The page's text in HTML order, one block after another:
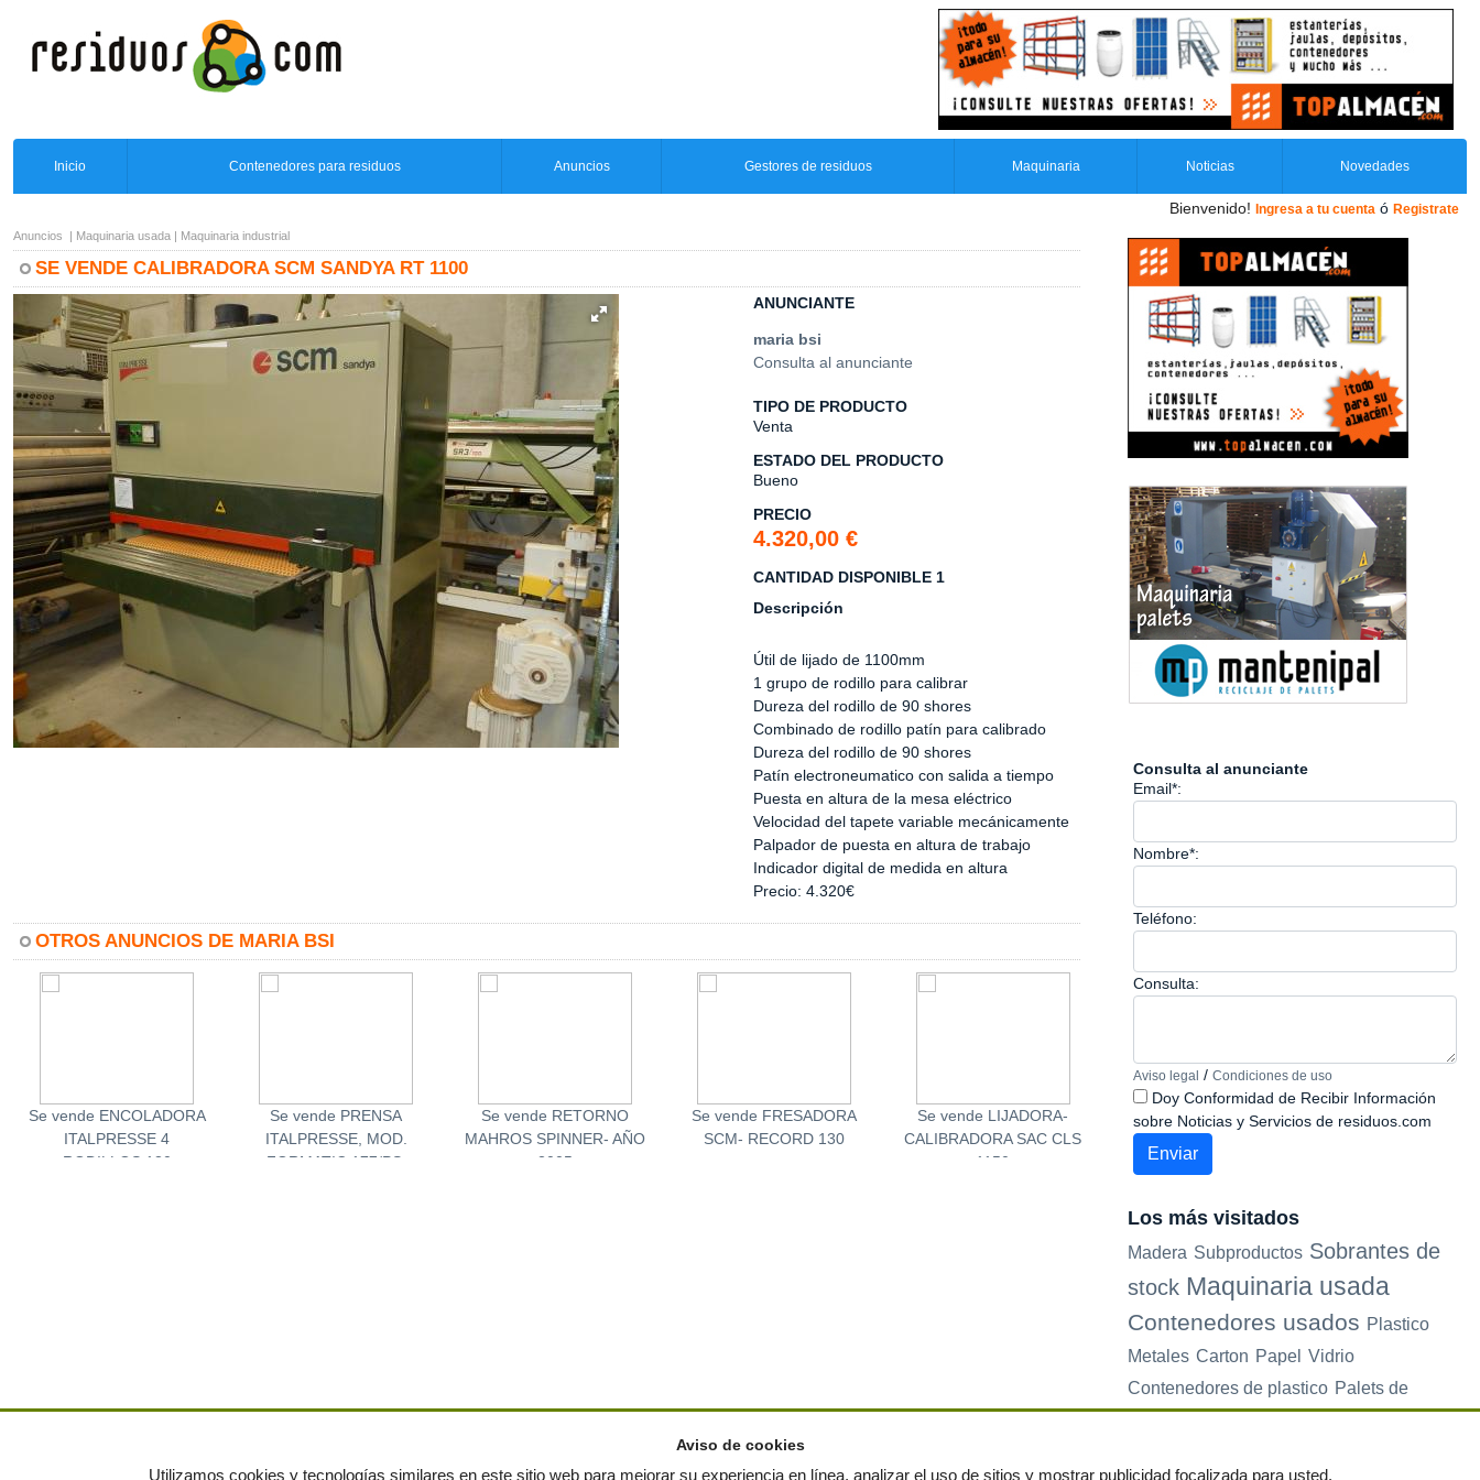
Inicio Contenedores para residuos Anuncios Gestores de residuos Maquinaria Noticias Novedades
Bienvenido! Ingresa a tu cuenta ó Registrate
Anuncios | Maquinaria usada | Maquinaria industrial
SE VENDE CALIBRADORA SCM SANDYA RT 1100
ANUNCIANTE
maria bsi
Consulta al anunciante
TIPO DE PRODUCTO
Venta
ESTADO DEL PRODUCTO
Bueno
PRECIO
4.320,00 €
CANTIDAD DISPONIBLE 1
Descripción
Útil de lijado de 1100mm
1 grupo de rodillo para calibrar
Dureza del rodillo de 90 shores
Combinado de rodillo patín para calibrado
Dureza del rodillo de 90 shores
Patín electroneumatico con salida a tiempo
Puesta en altura de la mesa eléctrico
Velocidad del tapete variable mecánicamente
Palpador de puesta en altura de trabajo
Indicador digital de medida en altura
Precio: 4.320€
OTROS ANUNCIOS DE MARIA BSI
Se vende ENCOLADORA
ITALPRESSE 4
RODILLOS 130
Se vende PRENSA
ITALPRESSE, MOD.
FORMATIC 177/PS.
Se vende RETORNO
MAHROS SPINNER- AÑO
2005
Se vende FRESADORA
SCM- RECORD 130
Se vende LIJADORA-
CALIBRADORA SAC CLS
1150
Se vende ENCOLADORA
ITALPRESSE 4
RODILLOS 130
Se vende
Consulta al anunciante
Email*:
Nombre*:
Teléfono:
Consulta:
Aviso legal / Condiciones de uso
Doy Conformidad de Recibir Información
sobre Noticias y Servicios de residuos.com
Los más visitados
Madera Subproductos Sobrantes de
stock Maquinaria usada
Contenedores usados Plastico
Metales Carton Papel Vidrio
Contenedores de plastico Palets de
Aviso de cookies
Utilizamos cookies y tecnologías similares en este sitio web para mejorar su experiencia en línea, analizar el uso de sitios y mostrar publicidad focalizada para usted.